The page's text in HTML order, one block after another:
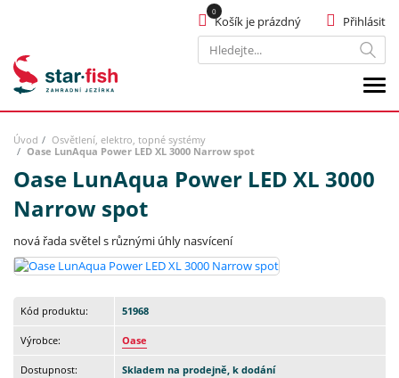
Hledat
Přihlásit
Košík je prázdný
Úvod
Osvětlení, elektro, topné systémy
Oase LunAqua Power LED XL 3000 Narrow spot
Oase LunAqua Power LED XL 3000
Narrow spot
nová řada světel s různými úhly nasvícení
Kód produktu: 51968
Výrobce: Oase
Dostupnost: Skladem na prodejně, k dodání